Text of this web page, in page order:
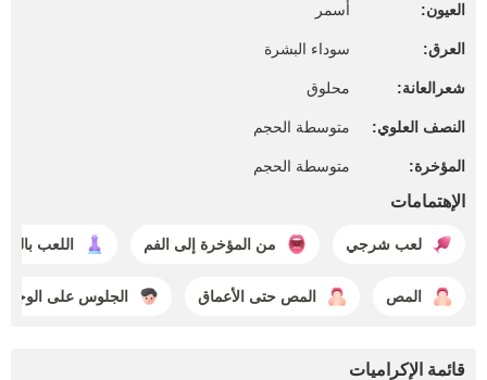
العيون: أسمر
العرق: سوداء البشرة
شعرالعانة: محلوق
النصف العلوي: متوسطة الحجم
المؤخرة: متوسطة الحجم
الإهتمامات
لعب شرجي من المؤخرة إلى الفم اللعب
المص المص حتى الأعماق الجلوس على الوجه
قائمة الإكراميات